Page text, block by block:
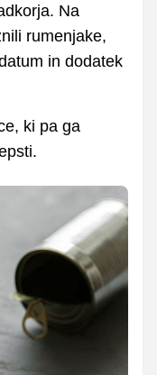
Na
rumenjake,
in dodatek
ki pa ga